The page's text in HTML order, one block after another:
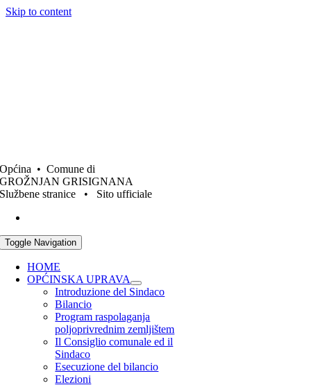
Skip to content
Općina • Comune di
GROŽNJAN GRISIGNANA
Službene stranice • Sito ufficiale
Toggle Navigation
HOME
OPĆINSKA UPRAVA
Introduzione del Sindaco
Bilancio
Program raspolaganja
poljoprivrednim zemljištem
Il Consiglio comunale ed il
Sindaco
Esecuzione del bilancio
Elezioni